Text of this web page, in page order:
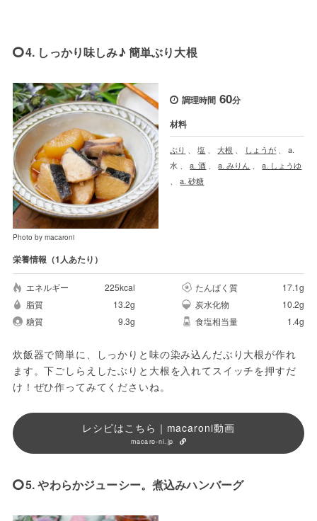
4. しっかり味しみ♪ 簡単ぶり大根
Photo by macaroni
調理時間 60分
材料
ぶり 、塩 、大根 しょうが 、a.
水
、a. 酒 、a. みりん 、a. しょうゆ
、a. 砂糖
栄養情報（1人あたり）
エネルギー 225kcal たんぱく質
17.1g
脂質
13.2g 炭水化物
10.2g
糖質
9.3g 食塩相当量 1.4g
炊飯器で簡単に、しっかりと味の染み込んだぶり大根が作れ
ます。下ごしらえしたぶりと大根を入れてスイッチを押すだ
け！ぜひ作ってみてくださいね。
レシピはこちら｜macaroni動画
macaro-ni.jp
5. やわらかジューシー。煮込みハンバーグ